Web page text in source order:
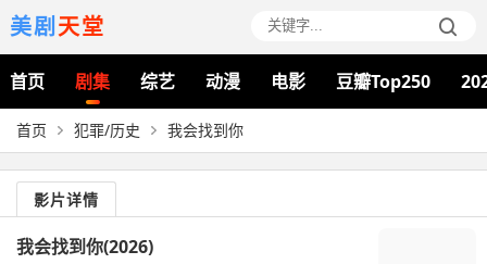
美剧天堂
首页 剧集 综艺 动漫 电影 豆瓣Top250
首页 犯罪/历史 我会找到你
影片详情
我会找到你(2026)